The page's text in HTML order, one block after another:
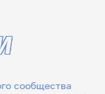
сообщества